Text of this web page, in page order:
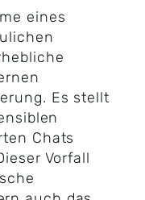
eines
Es stellt
Chats
Vorfall